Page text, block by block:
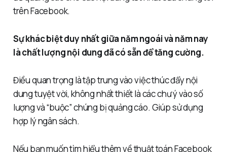
trên Facebook.
Sự khác biệt duy nhất giữa năm ngoái và năm nay
là chất lượng nội dung đã có sẵn để tăng cường.
Điều quan trọng là tập trung vào việc thúc đẩy nội
dung tuyệt vời, không nhất thiết là các chư ý vào số
lượng và “buộc” chúng bị quảng cáo. Giúp sử dụng
hợp lý ngân sách.
Nếu bạn muốn tìm hiểu thêm về thuật toán Facebook